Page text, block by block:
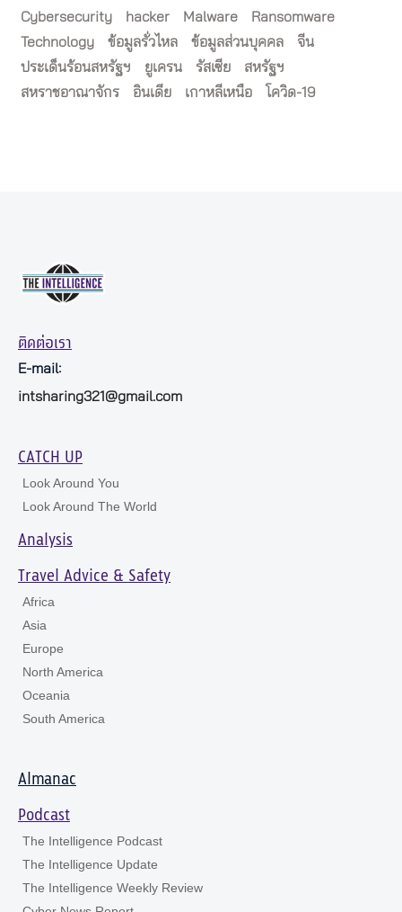
Cybersecurity
hacker Malware
Ransomware
Technology
ข้อมูลรั่วไหล ข้อมูลส่วนบุคคล
จีน
ประเด็นร้อนสหรัฐฯ
ยูเครน รัสเซีย
สหรัฐฯ
สหราชอาณาจักร
อินเดีย เกาหลีเหนือ โควิด-19
ติดต่อเรา
E-mail:
intsharing321@gmail.com
CATCH UP
Look Around You
Look Around The World
Analysis
Travel Advice & Safety
Africa
Asia
Europe
North America
Oceania
South America
Almanac
Podcast
The Intelligence Podcast
The Intelligence Update
The Intelligence Weekly Review